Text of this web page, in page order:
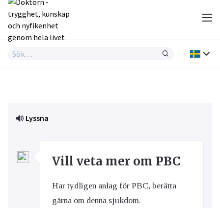
Lyssna
Vill veta mer om PBC
Har tydligen anlag för PBC, berätta
gärna om denna sjukdom.